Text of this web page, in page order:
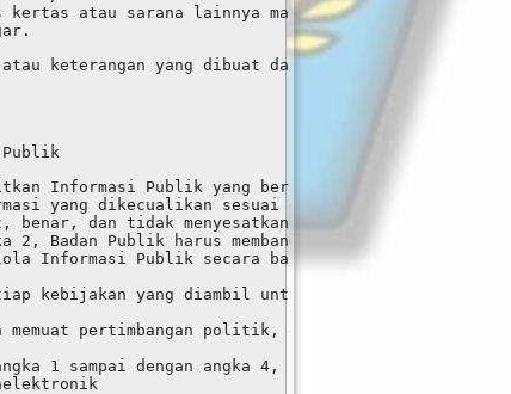
atau sarana lainnya maupun terekam
keterangan yang dibuat dan/ atau
Publik
Informasi Publik yang berada di bawah
yang dikecualikan sesuai dengan ketentuan;
benar, dan tidak menyesatkan;
2, Badan Publik harus membangun dan
Informasi Publik secara baik dan efisien
kebijakan yang diambil untuk memenuhi hak
memuat pertimbangan politik, ekonomi, sosial,
1 sampai dengan angka 4, Badan Publik